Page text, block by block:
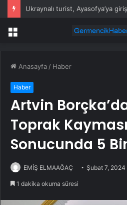
Menü
Anasayfa / Haber
Haber
Artvin
Toprak Kayması
Sonucunda 5
EMİŞ ELMAAĞAÇ Şubat 7, 2024
1 dakika okuma süresi